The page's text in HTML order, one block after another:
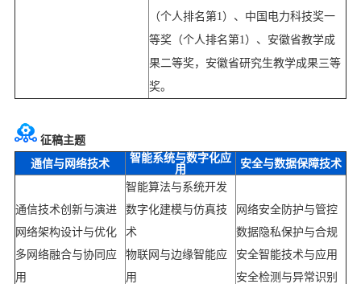
（个人排名第1 ）、中国电力科技奖一
等奖（个人排名第1 ）、安徽省教学成
果二等奖，安徽省研究生教学成果三等
奖。
征稿主题
通信与网络技术
智能系统与数字化应
用
安全与数据保障技术
通信技术创新与演进
网络架构设计与优化
多网络融合与协同应
用
智能算法与系统开发
数字化建模与仿真技
术
物联网与边缘智能应
用
网络安全防护与管控
数据隐私保护与合规
安全智能技术与应用
安全检测与异常识别